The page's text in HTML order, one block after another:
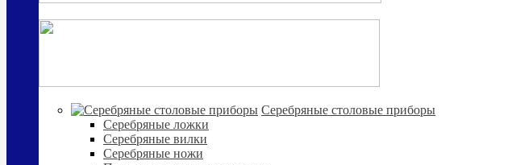
Cеребряные столовые приборы
Серебряные ложки
Серебряные вилки
Серебряные ножи